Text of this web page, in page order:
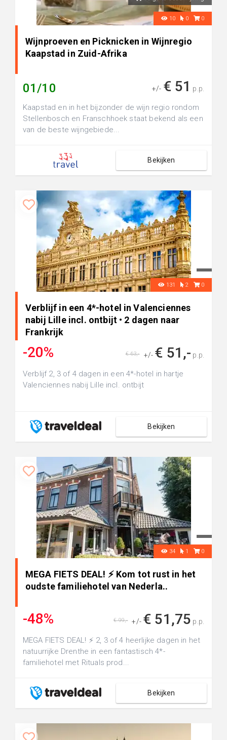
10 0 0
Wijnproeven en Picknicken in Wijnregio
Kaapstad in Zuid-Afrika
01/10 +/- € 51 p.p.
Kaapstad en in het bijzonder de wijn regio rondom
Stellenbosch en Franschhoek staat bekend als een
van de beste wijngebiede...
Bekijken
131 2 0
Verblijf in een 4*-hotel in Valenciennes
nabij Lille incl. ontbijt • 2 dagen naar
Frankrijk
-20% +/- € 51,- p.p.
€ 63,-
Verblijf 2, 3 of 4 dagen in een 4*-hotel in hartje
Valenciennes nabij Lille incl. ontbijt
Bekijken
34 1 0
MEGA FIETS DEAL! ⚡ Kom tot rust in het
oudste familiehotel van Nederla..
-48% +/- € 51,75 p.p.
€ 99,-
MEGA FIETS DEAL! ⚡ 2, 3 of 4 heerlijke dagen in het
natuurrijke Drenthe in een fantastisch 4*-
familiehotel met Rituals prod...
Bekijken